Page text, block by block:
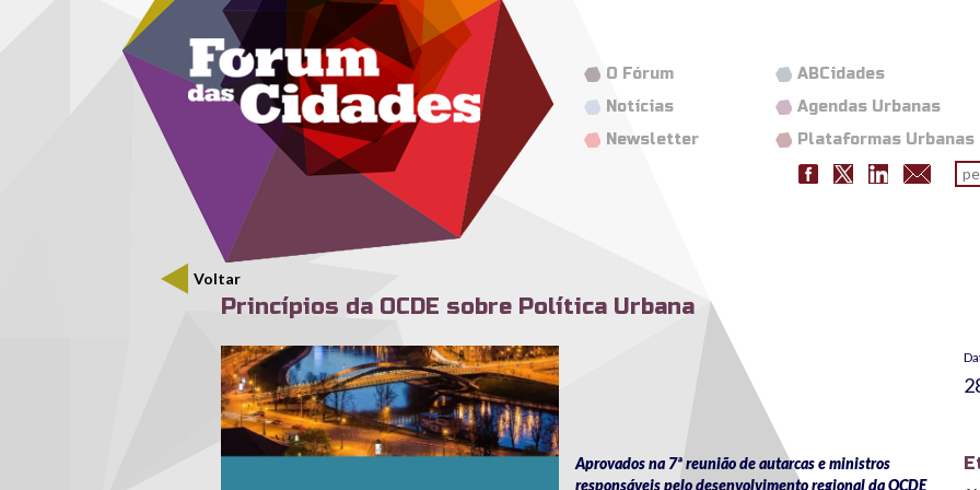
Passar para o conteúdo principalMenu secundário
ABCidades
Agendas Urbanas
Plataformas Urbanas
O Fórum
Notícias
Newsletter
Voltar
Princípios da OCDE sobre Política Urbana
ocde_pup.jpg
Aprovados na 7ª reunião de autarcas e ministros
responsáveis pelo desenvolvimento regional da OCDE